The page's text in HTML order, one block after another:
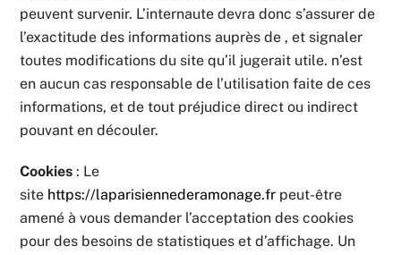
peuvent survenir. L’internaute devra donc s’assurer de
l’exactitude des informations auprès de , et signaler
toutes modifications du site qu’il jugerait utile. n’est
en aucun cas responsable de l’utilisation faite de ces
informations, et de tout préjudice direct ou indirect
pouvant en découler.
Cookies : Le
site https://laparisiennederamonage.fr peut-être
amené à vous demander l’acceptation des cookies
pour des besoins de statistiques et d’affichage. Un